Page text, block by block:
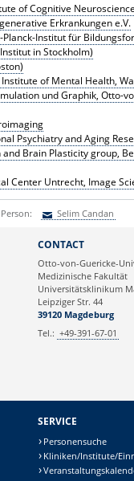
of Cognitive Neuroscience
Erkrankungen e.V.
Institut für
in Stockholm)
of Mental Health,
und Graphik, Otto-
Psychiatry and Aging
Brain Plasticity group,
Center Untrecht, Image
Selim Candan
CONTACT
Otto-von-Guericke-
Medizinische Fakultät
Universitätsklinikum
Leipziger Str. 44
39120 Magdeburg
Tel.: +49-391-67-01
SERVICE
Personensuche
Kliniken/Institute/